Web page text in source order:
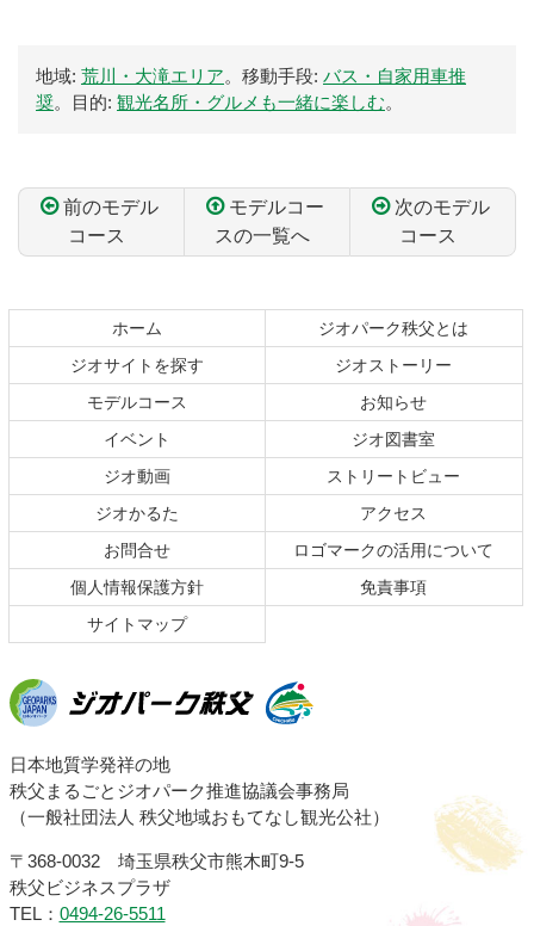
地域: 荒川・大滝エリア。移動手段: バス・自家用車推
奨。目的: 観光名所・グルメも一緒に楽しむ。
前のモデル
コース
モデルコー
スの一覧へ
次のモデル
コース
ン
文
へ
の
へ
ホーム
ジオパーク秩父とは
ジオサイトを探す
ジオストーリー
モデルコース
お知らせ
イベント
ジオ図書室
ジオ動画
ストリートビュー
ジオかるた
アクセス
お問合せ
ロゴマークの活用について
個人情報保護方針
免責事項
サイトマップ
ジオパーク秩父
日本地質学発祥の地
秩父まるごとジオパーク推進協議会事務局
（一般社団法人 秩父地域おもてなし観光公社）
〒368-0032 埼玉県秩父市熊木町9-5
秩父ビジネスプラザ
TEL： 0494-26-5511